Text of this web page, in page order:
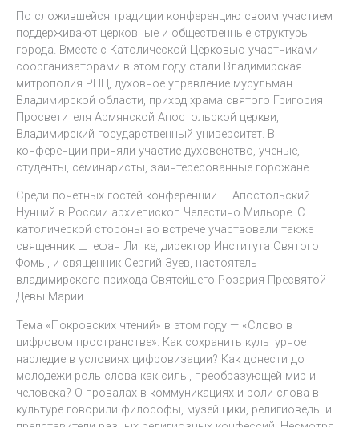
По сложившейся традиции конференцию своим участием
поддерживают церковные и общественные структуры
города. Вместе с Католической Церковью участниками-
соорганизаторами в этом году стали Владимирская
митрополия РПЦ, духовное управление мусульман
Владимирской области, приход храма святого Григория
Просветителя Армянской Апостольской церкви,
Владимирский государственный университет. В
конференции приняли участие духовенство, ученые,
студенты, семинаристы, заинтересованные горожане.
Среди почетных гостей конференции — Апостольский
Нунций в России архиепископ Челестино Мильоре. С
католической стороны во встрече участвовали также
священник Штефан Липке, директор Института Святого
Фомы, и священник Сергий Зуев, настоятель
владимирского прихода Святейшего Розария Пресвятой
Девы Марии.
Тема «Покровских чтений» в этом году — «Слово в
цифровом пространстве». Как сохранить культурное
наследие в условиях цифровизации? Как донести до
молодежи роль слова как силы, преобразующей мир и
человека? О провалах в коммуникациях и роли слова в
культуре говорили философы, музейщики, религиоведы и